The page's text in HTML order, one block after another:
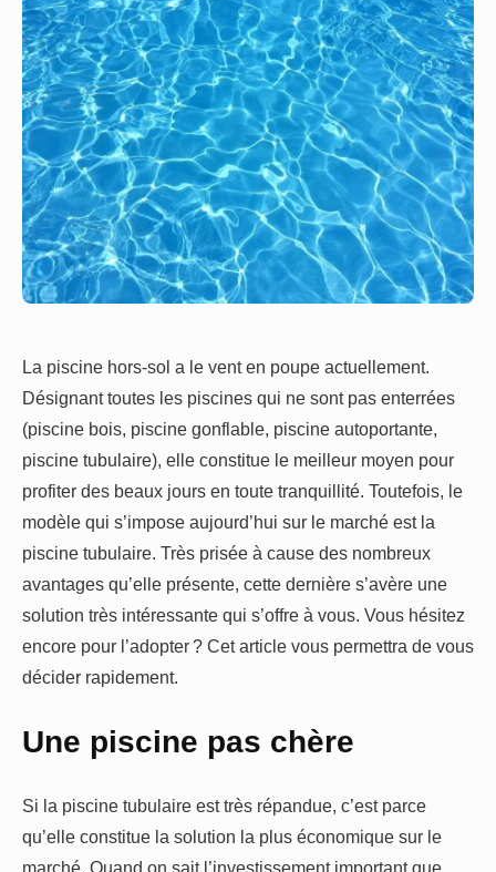
La piscine hors-sol a le vent en poupe actuellement.
Désignant toutes les piscines qui ne sont pas enterrées
(piscine bois, piscine gonflable, piscine autoportante,
piscine tubulaire), elle constitue le meilleur moyen pour
profiter des beaux jours en toute tranquillité. Toutefois, le
modèle qui s’impose aujourd’hui sur le marché est la
piscine tubulaire. Très prisée à cause des nombreux
avantages qu’elle présente, cette dernière s’avère une
solution très intéressante qui s’offre à vous. Vous hésitez
encore pour l’adopter ? Cet article vous permettra de vous
décider rapidement.
Une piscine pas chère
Si la piscine tubulaire est très répandue, c’est parce
qu’elle constitue la solution la plus économique sur le